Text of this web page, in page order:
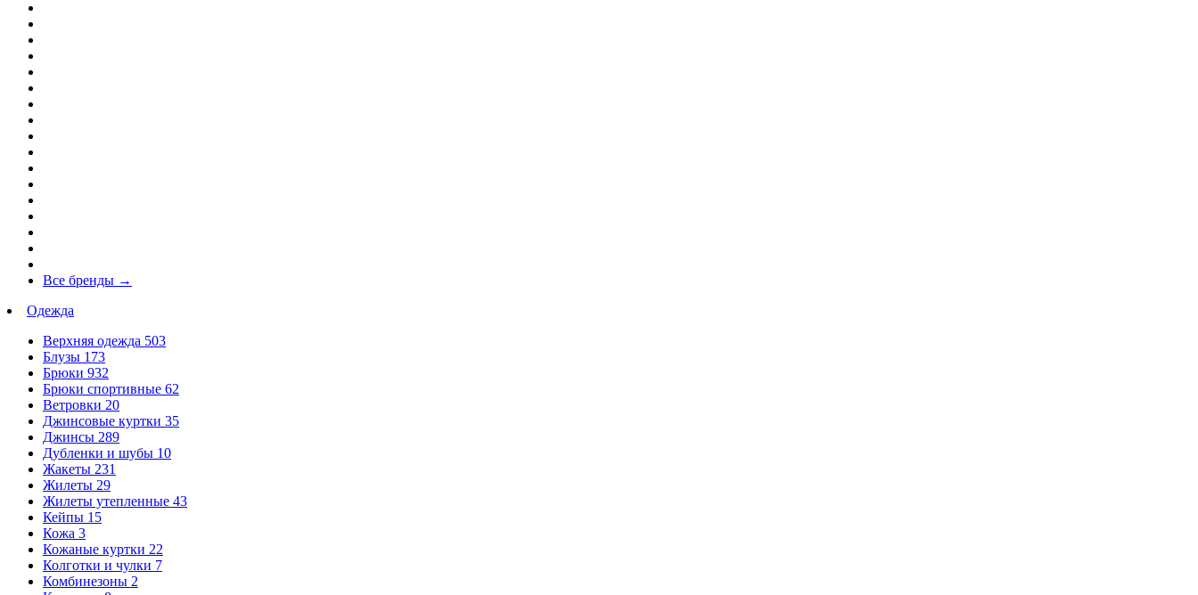
Все бренды →
Одежда
Верхняя одежда 503
Блузы 173
Брюки 932
Брюки спортивные 62
Ветровки 20
Джинсовые куртки 35
Джинсы 289
Дубленки и шубы 10
Жакеты 231
Жилеты 29
Жилеты утепленные 43
Кейпы 15
Кожа 3
Кожаные куртки 22
Колготки и чулки 7
Комбинезоны 2